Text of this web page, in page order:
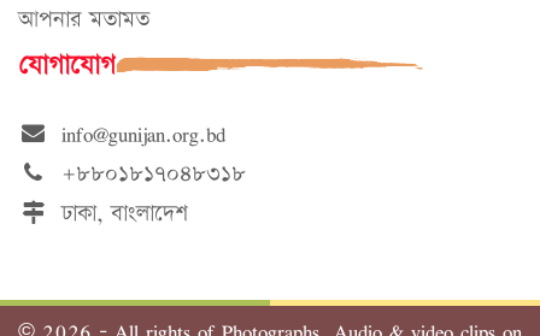
আপনার মতামত
যোগাযোগ
info@gunijan.org.bd
+৮৮০১৮১৭০৪৮৩১৮
ঢাকা, বাংলাদেশ